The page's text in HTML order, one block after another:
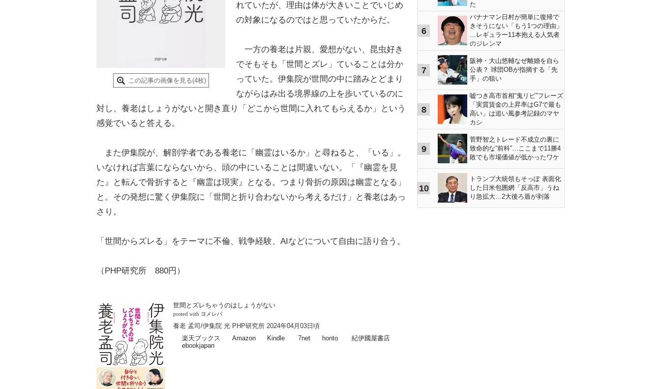
この記事の画像を見る(4枚)
れていたが、理由は体が大きいことでいじめ
の対象になるのではと思っていたからだ。
一方の養老は片親、愛想がない、昆虫好き
でそもそも「世間とズレ」ていることは分か
っていた。伊集院が世間の中に踏みとどまり
ながらはみ出る境界線の上を歩いているのに
対し、養老はしょうがないと開き直り「どこから世間に入れてもらえるか」という
感覚でいると答える。
また伊集院が、解剖学者である養老に「幽霊はいるか」と尋ねると、「いる」。
いなければ言葉にならないから、頭の中にいることは間違いない。「『幽霊を見
た』と転んで骨折すると『幽霊は現実』となる。つまり骨折の原因は幽霊となる」
と。その発想に驚く伊集院に「世間と折り合わないから考えるだけ」と養老はあっ
さり。
「世間からズレる」をテーマに不倫、戦争経験、AIなどについて自由に語り合う。
（PHP研究所 880円）
世間とズレちゃうのはしょうがない
posted with ヨメレバ
養老 孟司/伊集院 光 PHP研究所 2024年04月03日頃
楽天ブックス
Amazon Kindle 7net honto
紀伊國屋書店
ebookjapan
た
6
バナナマン日村が簡単に復帰で
きそうにない「もう1つの理由」
…レギュラー11本抱える人気者
のジレンマ
7
阪神・大山悠輔なぜ離婚を自ら
公表？ 球団OBが指摘する「先
手」の狙い
8
嘘つき高市首相“鬼リピ”フレーズ
「実質賃金の上昇率はG7で最も
高い」は追い風参考記録のマヤ
カシ
9
菅野智之トレード不成立の裏に
致命的な“前科”…ここまで11勝4
敗でも市場価値が低かったワケ
10
トランプ大統領もそっぽ 表面化
した日米包囲網「反高市」うね
り急拡大…2大後ろ盾が剥落